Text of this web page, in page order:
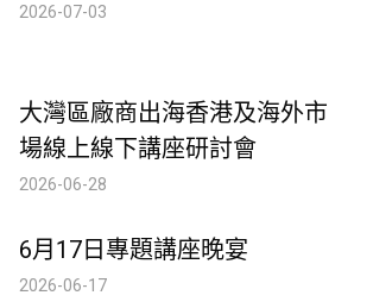
2026-07-03
大灣區廠商出海香港及海外市
場線上線下講座研討會
2026-06-28
6月17日專題講座晚宴
2026-06-17